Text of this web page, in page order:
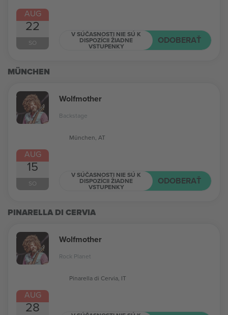
AUG
22
SO
V SÚČASNOSTI NIE SÚ K
DISPOZÍCII ŽIADNE
VSTUPENKY
ODOBERAŤ
MÜNCHEN
AUG
15
SO
Wolfmother
Backstage
München, AT
V SÚČASNOSTI NIE SÚ K
DISPOZÍCII ŽIADNE
VSTUPENKY
ODOBERAŤ
PINARELLA DI CERVIA
AUG
28
Wolfmother
Rock Planet
Pinarella di Cervia, IT